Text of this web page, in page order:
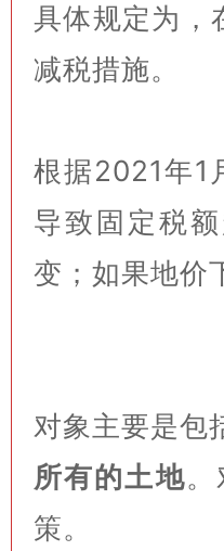
具体规定为，
减税措施。
根据2021年1
导致固定税
变；如果地价
对象主要是包
所有的土地
策。